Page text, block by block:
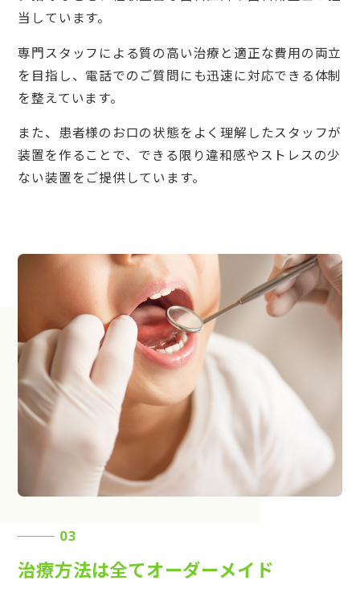
当しています。
専門スタッフによる質の高い治療と適正な費用の両立
を目指し、電話でのご質問にも迅速に対応できる体制
を整えています。
また、患者様のお口の状態をよく理解したスタッフが
装置を作ることで、できる限り違和感やストレスの少
ない装置をご提供しています。
03
治療方法は全てオーダーメイド